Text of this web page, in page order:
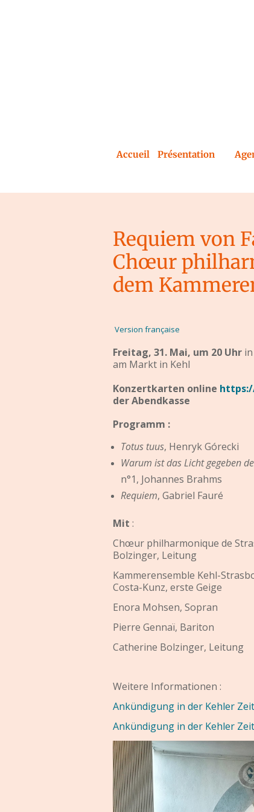
Accueil Présentation
Requiem von
Chœur
dem
Version française
Freitag, 31. Mai, um 20 Uhr
am Markt in Kehl
Konzertkarten online
der Abendkasse
Programm :
Totus tuus, Henryk Górecki
Warum ist das Licht gegeben
n°1, Johannes Brahms
Requiem, Gabriel Fauré
Mit :
Chœur philharmonique de
Bolzinger, Leitung
Kammerensemble Kehl-
Costa-Kunz, erste Geige
Enora Mohsen, Sopran
Pierre Gennaï, Bariton
Catherine Bolzinger, Leitung
Weitere Informationen :
Ankündigung in der Kehler
Ankündigung in der Kehler